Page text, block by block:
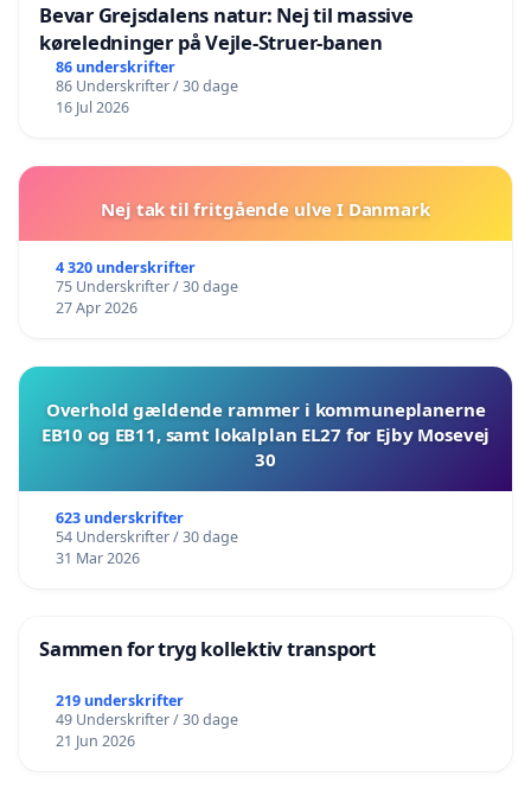
Bevar Grejsdalens natur: Nej til massive
køreledninger på Vejle-Struer-banen
86 underskrifter
86 Underskrifter / 30 dage
16 Jul 2026
Nej tak til fritgående ulve I Danmark
4 320 underskrifter
75 Underskrifter / 30 dage
27 Apr 2026
Overhold gældende rammer i kommuneplanerne
EB10 og EB11, samt lokalplan EL27 for Ejby Mosevej
30
623 underskrifter
54 Underskrifter / 30 dage
31 Mar 2026
Sammen for tryg kollektiv transport
219 underskrifter
49 Underskrifter / 30 dage
21 Jun 2026